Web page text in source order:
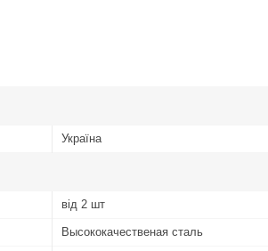
Україна
від 2 шт
Высококачественая сталь